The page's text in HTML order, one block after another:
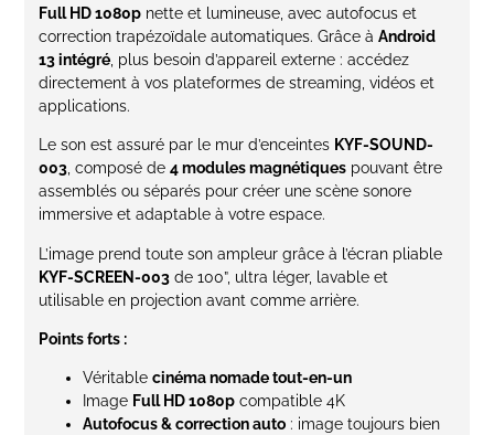
Full HD 1080p nette et lumineuse, avec autofocus et
correction trapézoïdale automatiques. Grâce àAndroid
13 intégré , plus besoin d’appareil externe : accédez
directement à vos plateformes de streaming, vidéos et
applications.
Le son est assuré par le mur d’enceintes KYF-SOUND-
003, composé de4 modules magnétiques pouvant être
assemblés ou séparés pour créer une scène sonore
immersive et adaptable à votre espace.
L’image prend toute son ampleur grâce à l’écran pliable
KYF-SCREEN-003 de 100”, ultra léger, lavable et
utilisable en projection avant comme arrière.
Points forts :
Véritablecinéma nomade tout-en-un
Image Full HD 1080p compatible 4K
Autofocus & correction auto : image toujours bien